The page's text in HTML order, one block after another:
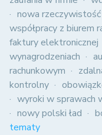
nowa
współpracy z biurem
faktury elektronicznej
wynagrodzeniach
rachunkowym
kontrolny
wyroki w sprawach
nowy polski ład
tematy